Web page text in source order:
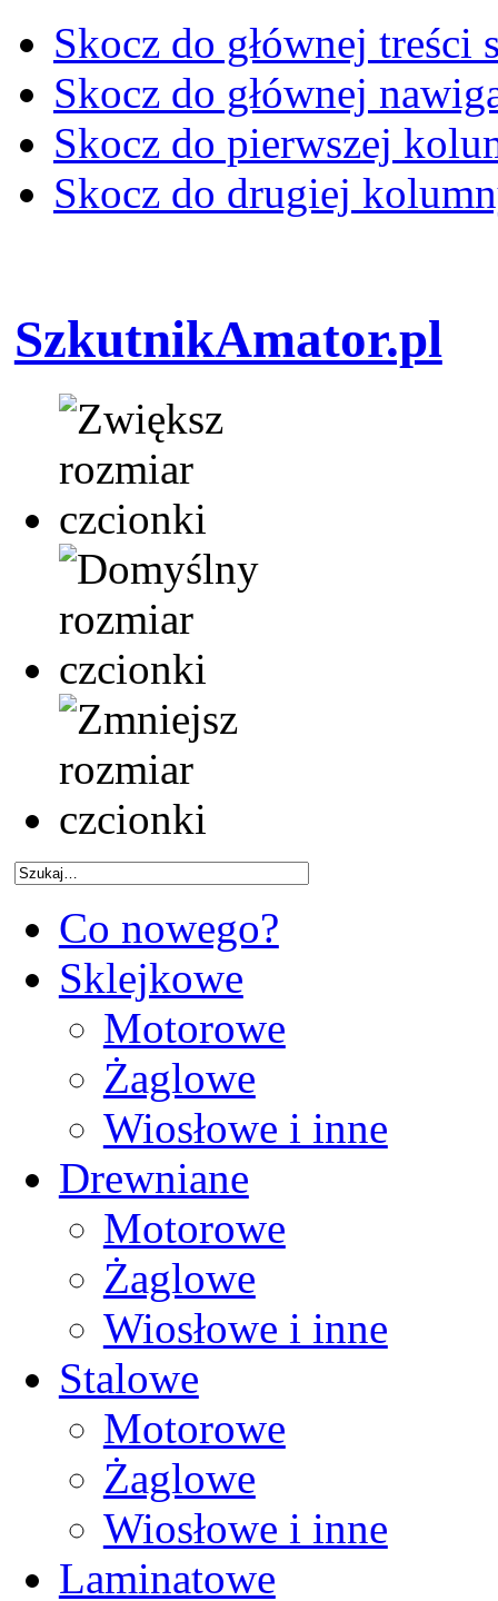
Skocz do głównej treści
Skocz do głównej
Skocz do pierwszej
Skocz do drugiej
SzkutnikAmator.pl
Co nowego?
Sklejkowe
Motorowe
Żaglowe
Wiosłowe i inne
Drewniane
Motorowe
Żaglowe
Wiosłowe i inne
Stalowe
Motorowe
Żaglowe
Wiosłowe i inne
Laminatowe